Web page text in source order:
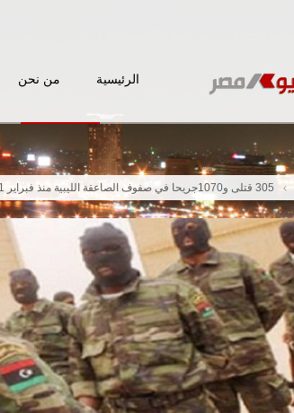
الرئيسية من نحن
305 قتلى و1070جريحا في صفوف الصاعقة الليبية منذ فبراير 2011 حتى الآن